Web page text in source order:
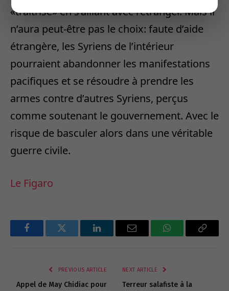
«traîtrise» en s’alliant avec l’étranger. Mais il
n’aura peut-être pas le choix: faute d’aide
étrangère, les Syriens de l’intérieur
pourraient abandonner les manifestations
pacifiques et se résoudre à prendre les
armes contre d’autres Syriens, perçus
comme soutenant le gouvernement. Avec le
risque de basculer alors dans une véritable
guerre civile.
Le Figaro
FacebookTwitter LinkedInEmail WhatsAppCopy
PREVIOUS ARTICLE
Appel de May Chidiac pour
NEXT ARTICLE
Terreur salafiste à la